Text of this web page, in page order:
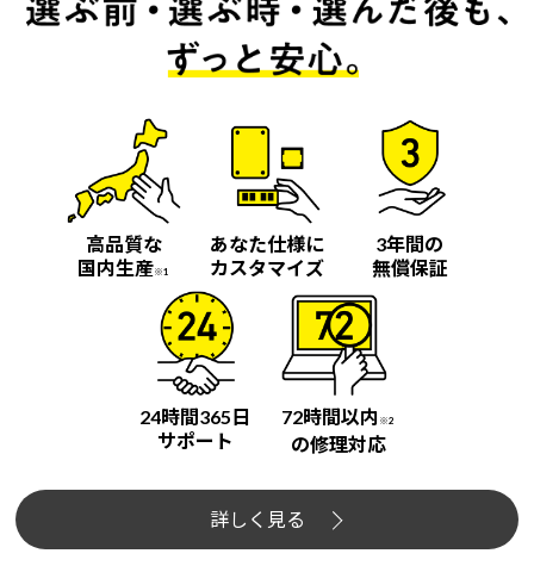
高品質な
国内生産※1
あなた仕様に
カスタマイズ
3年間の
無償保証
24時間365日
サポート
72時間以内 ※2
の修理対応
詳しく見る